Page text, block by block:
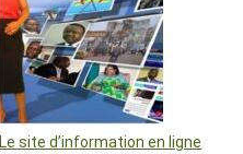
Le site d’information en ligne